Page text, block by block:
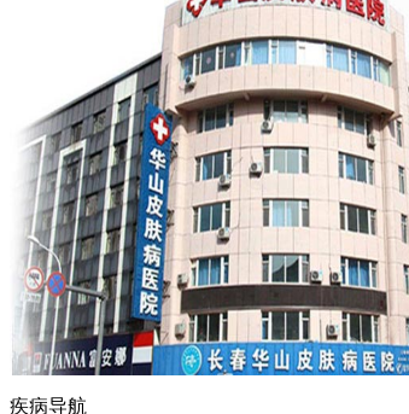
疾病导航